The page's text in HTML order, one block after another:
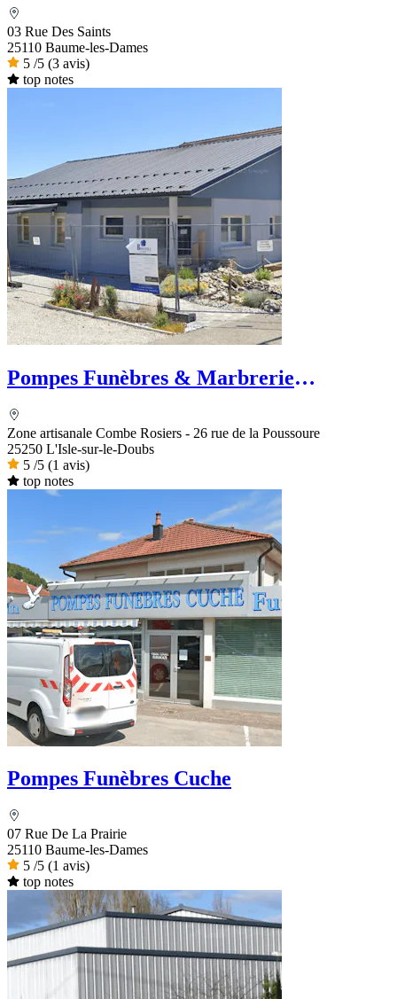
03 Rue Des Saints
25110 Baume-les-Dames
5 /5 (3 avis)
top notes
Pompes Funèbres & Marbrerie
Zone artisanale Combe Rosiers - 26 rue de la Poussoure
25250 L'Isle-sur-le-Doubs
5 /5 (1 avis)
top notes
Pompes Funèbres Cuche
07 Rue De La Prairie
25110 Baume-les-Dames
5 /5 (1 avis)
top notes